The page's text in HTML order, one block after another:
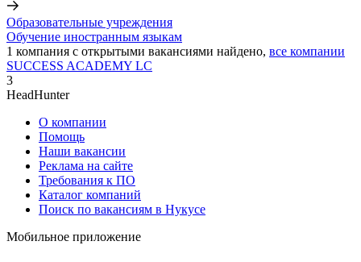
Образовательные учреждения
Обучение иностранным языкам
1 компания с открытыми вакансиями найдено, все компании
SUCCESS ACADEMY LC
3
HeadHunter
О компании
Помощь
Наши вакансии
Реклама на сайте
Требования к ПО
Каталог компаний
Поиск по вакансиям в Нукусе
Мобильное приложение